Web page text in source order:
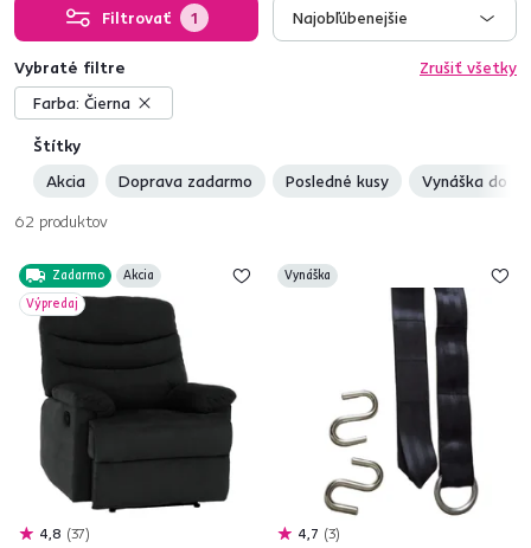
Filtrovať 1 Najobľúbenejšie
Štítky
Akcia
Doprava zadarmo Posledné kusy Vynáška do
Vybraté filtre
Zrušiť všetky
Farba: Čierna
62 produktov
Zadarmo
Akcia
Výpredaj
4,8 37
Vynáška
4,7 3